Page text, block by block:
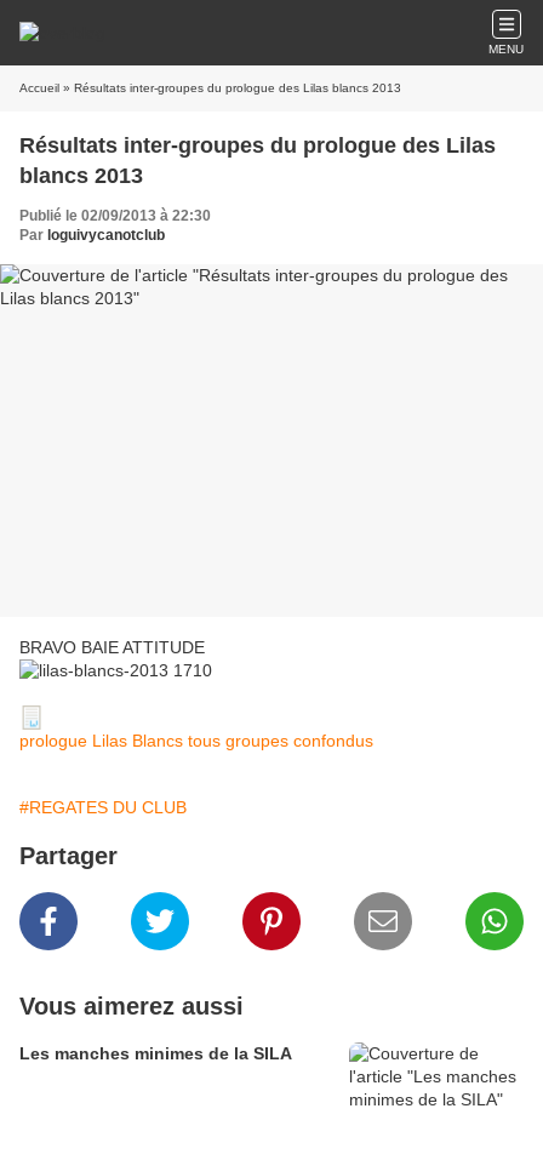
MENU
Accueil » Résultats inter-groupes du prologue des Lilas blancs 2013
Résultats inter-groupes du prologue des Lilas
blancs 2013
Publié le 02/09/2013 à 22:30
Par loguivycanotclub
BRAVO BAIE ATTITUDE
prologue Lilas Blancs tous groupes confondus
#REGATES DU CLUB
Partager
Vous aimerez aussi
Les manches minimes de la SILA